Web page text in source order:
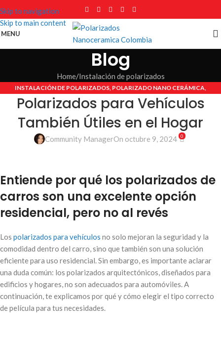
Skip to navigation
Skip to main content
MENU
Blog
Home Instalación de polarizados
INSTALACIÓN DE POLARIZADOS, POLARIZADO NANO CERÁMICA,
POLARIZADOS ARQUITECTÓNICOS
Polarizados para Vehículos
También Útiles en el Hogar
Community ManagerOn octubre 9, 2024 0
Entiende por qué los polarizados de
carros son una excelente opción
residencial, pero no al revés
Los polarizados para vehículos no solo mejoran la seguridad y la
comodidad dentro del carro, sino que también son una solución
eficiente para uso residencial. Sin embargo, es importante aclarar
una duda común: los polarizados arquitectónicos, diseñados para
edificios y hogares, no son adecuados para automóviles. A
continuación, te explicamos por qué y cómo elegir el tipo correcto
de película para tus necesidades.